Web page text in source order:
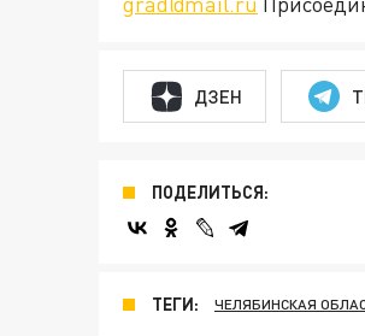
ДЗЕН
ПОДЕЛИТЬСЯ:
ТЕГИ: ЧЕЛЯБИНСКАЯ